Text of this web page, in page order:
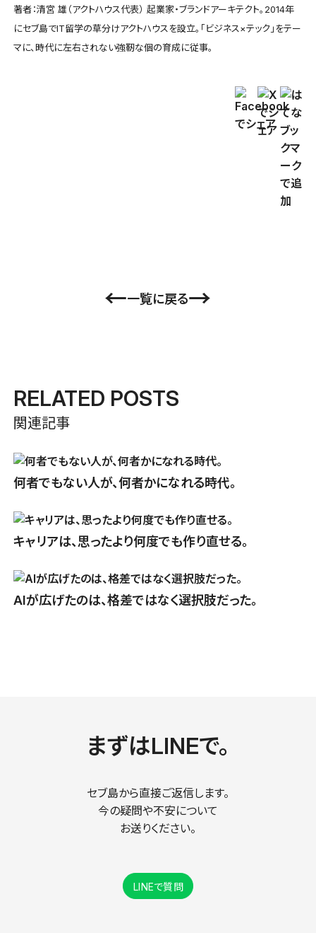
著者：清宮 雄（アクトハウス代表） 起業家・ブランドアーキテクト。2014年
にセブ島でIT留学の草分けアクトハウスを設立。「ビジネス×テック」をテー
マに、時代に左右されない強靭な個の育成に従事。
←一覧に戻る→
RELATED POSTS
関連記事
何者でもない人が、何者かになれる時代。
キャリアは、思ったより何度でも作り直せる。
AIが広げたのは、格差ではなく選択肢だった。
まずはLINEで。
セブ島から直接ご返信します。
今の疑問や不安について
お送りください。
LINEで質問